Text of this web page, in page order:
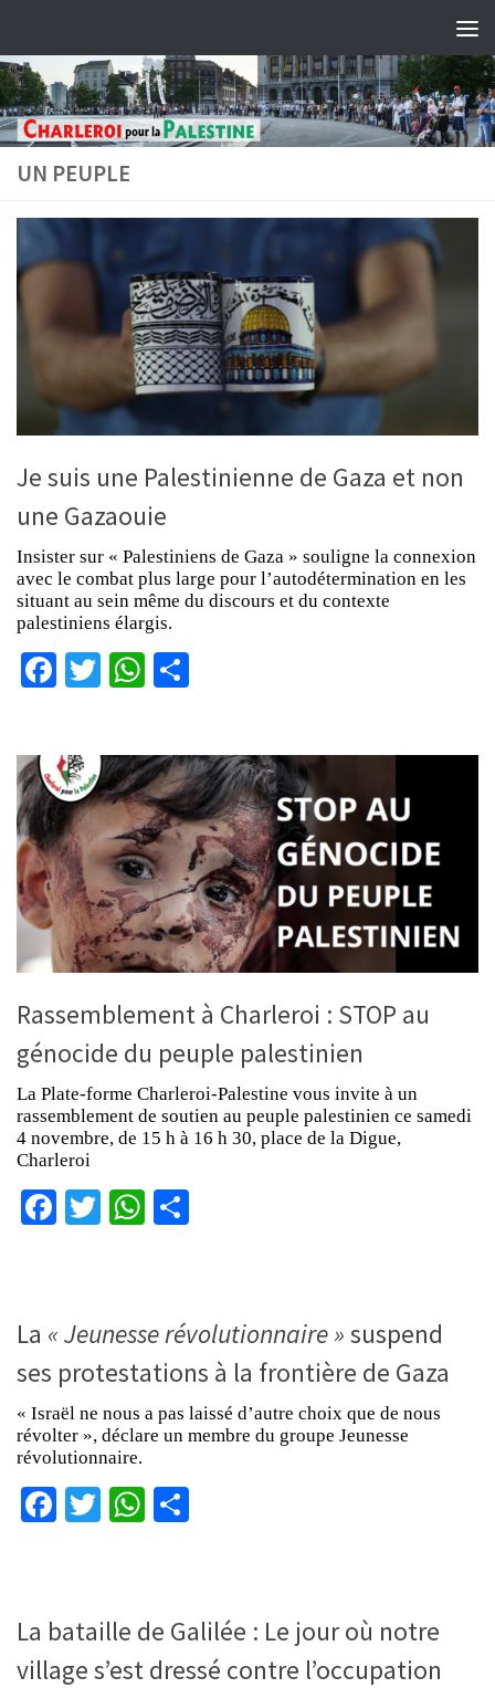
UN PEUPLE
Je suis une Palestinienne de Gaza et non
une Gazaouie
Insister sur « Palestiniens de Gaza » souligne la connexion
avec le combat plus large pour l’autodétermination en les
situant au sein même du discours et du contexte
palestiniens élargis.
Facebook
TwitterWhatsApp
Rassemblement à Charleroi : STOP au
génocide du peuple palestinien
La Plate-forme Charleroi-Palestine vous invite à un
rassemblement de soutien au peuple palestinien ce samedi
4 novembre, de 15 h à 16 h 30, place de la Digue,
Charleroi
Facebook
TwitterWhatsApp
La « Jeunesse révolutionnaire » suspend
ses protestations à la frontière de Gaza
« Israël ne nous a pas laissé d’autre choix que de nous
révolter », déclare un membre du groupe Jeunesse
révolutionnaire.
Facebook
TwitterWhatsApp
La bataille de Galilée : Le jour où notre
village s’est dressé contre l’occupation